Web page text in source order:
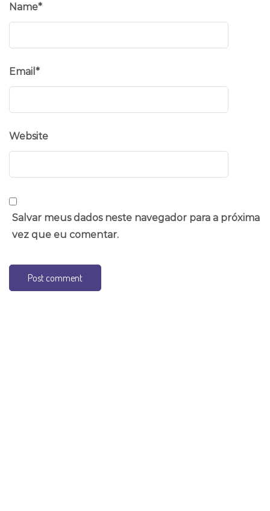
Name*
Email *
Website
Salvar meus dados neste navegador para a próxima
vez que eu comentar.